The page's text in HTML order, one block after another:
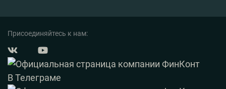
Присоединяйтесь к нам: